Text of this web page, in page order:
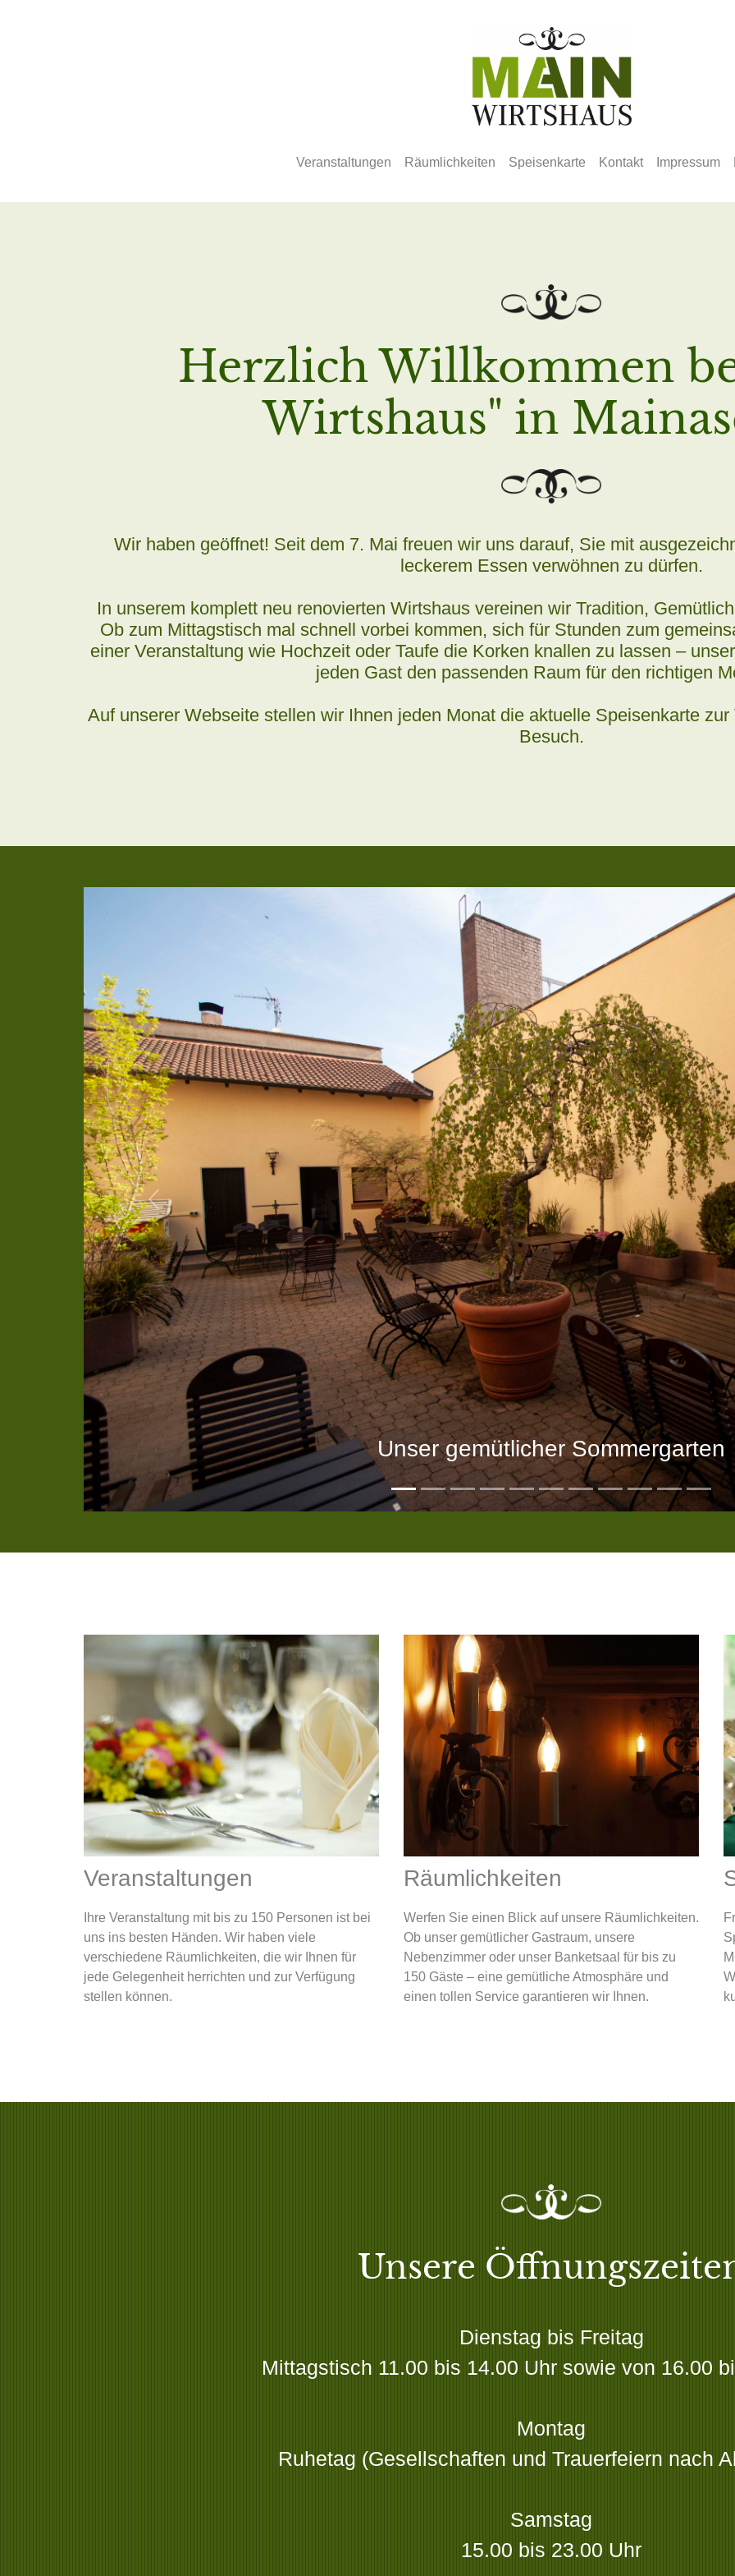
Veranstaltungen Räumlichkeiten Speisenkarte Kontakt Impressum
Herzlich Willkommen
Wirtshaus" in
Wir haben geöffnet! Seit dem 7. Mai freuen wir uns darauf, Sie mit
leckerem Essen verwöhnen zu dürfen.
In unserem komplett neu renovierten Wirtshaus vereinen wir Tradition,
Ob zum Mittagstisch mal schnell vorbei kommen, sich für Stunden zum
einer Veranstaltung wie Hochzeit oder Taufe die Korken knallen zu lassen –
jeden Gast den passenden Raum für den richtigen
Auf unserer Webseite stellen wir Ihnen jeden Monat die aktuelle Speisenkarte
Besuch.
Previous
Veranstaltungen
Ihre Veranstaltung mit bis zu 150 Personen ist bei
uns ins besten Händen. Wir haben viele
verschiedene Räumlichkeiten, die wir Ihnen für
jede Gelegenheit herrichten und zur Verfügung
stellen können.
Räumlichkeiten
Werfen Sie einen Blick auf unsere Räumlichkeiten.
Ob unser gemütlicher Gastraum, unsere
Nebenzimmer oder unser Banketsaal für bis zu
150 Gäste – eine gemütliche Atmosphäre und
einen tollen Service garantieren wir Ihnen.
Unsere
Dienstag bis Freitag
Mittagstisch 11.00 bis 14.00 Uhr sowie von 16.00
Montag
Ruhetag (Gesellschaften und Trauerfeiern nach
Samstag
15.00 bis 23.00 Uhr